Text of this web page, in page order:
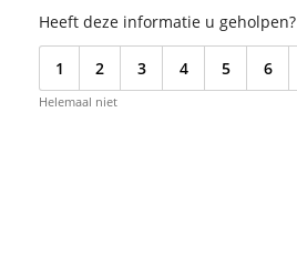
Heeft deze informatie u geholpen?
1 2 3 4 5 6
Helemaal niet